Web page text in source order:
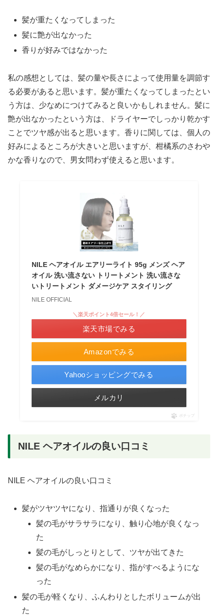
髪が重たくなってしまった
髪に艶が出なかった
香りが好みではなかった
私の感想としては、髪の量や長さによって使用量を調節す
る必要があると思います。髪が重たくなってしまったとい
う方は、少なめにつけてみると良いかもしれません。髪に
艶が出なかったという方は、ドライヤーでしっかり乾かす
ことでツヤ感が出ると思います。香りに関しては、個人の
好みによるところが大きいと思いますが、柑橘系のさわや
かな香りなので、男女問わず使えると思います。
NILE ヘアオイル エアリーライト 95g メンズ ヘア
オイル 洗い流さない トリートメント 洗い流さな
いトリートメント ダメージケア スタイリング
NILE OFFICIAL
Amazonでみる
＼楽天ポイント4倍セール！／
楽天市場でみる
Yahooショッピングでみる
メルカリ
ポチップ
NILE ヘアオイルの良い口コミ
NILE ヘアオイルの良い口コミ
髪がツヤツヤになり、指通りが良くなった
髪の毛がサラサラになり、触り心地が良くなっ
た
髪の毛がしっとりとして、ツヤが出てきた
髪の毛がなめらかになり、指がすべるようにな
った
髪の毛が軽くなり、ふんわりとしたボリュームが出
た